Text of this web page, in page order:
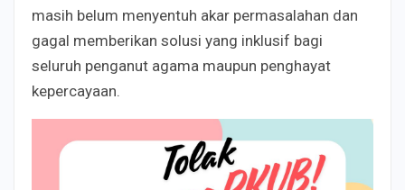
masih belum menyentuh akar permasalahan dan
gagal memberikan solusi yang inklusif bagi
seluruh penganut agama maupun penghayat
kepercayaan.